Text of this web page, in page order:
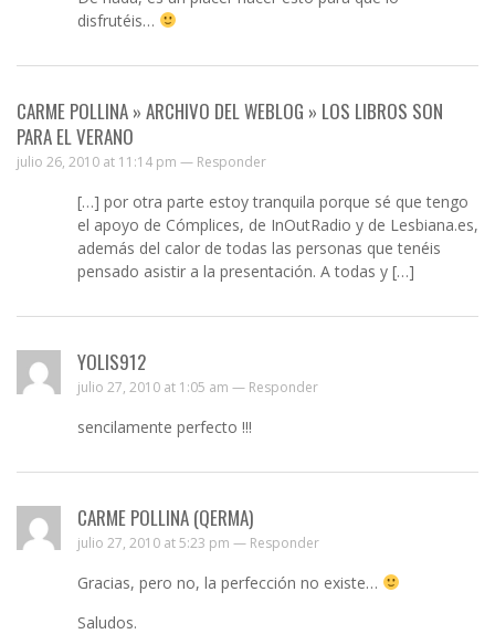
disfrutéis…
CARME POLLINA » ARCHIVO DEL WEBLOG » LOS LIBROS SON
PARA EL VERANO
julio 26, 2010 at 11:14 pm — Responder
[…] por otra parte estoy tranquila porque sé que tengo
el apoyo de Cómplices, de InOutRadio y de Lesbiana.es,
además del calor de todas las personas que tenéis
pensado asistir a la presentación. A todas y […]
YOLIS912
julio 27, 2010 at 1:05 am — Responder
sencilamente perfecto !!!
CARME POLLINA (QERMA)
julio 27, 2010 at 5:23 pm — Responder
Gracias, pero no, la perfección no existe…
Saludos.